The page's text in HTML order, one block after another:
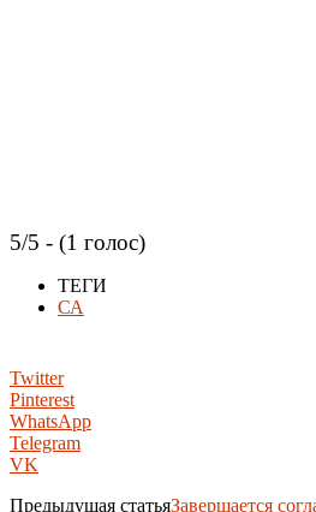
5/5 - (1 голос)
ТЕГИ
СА
Twitter
Pinterest
WhatsApp
Telegram
VK
Предыдущая статьяЗавершается